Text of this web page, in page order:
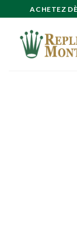
to
content
ACHETEZ